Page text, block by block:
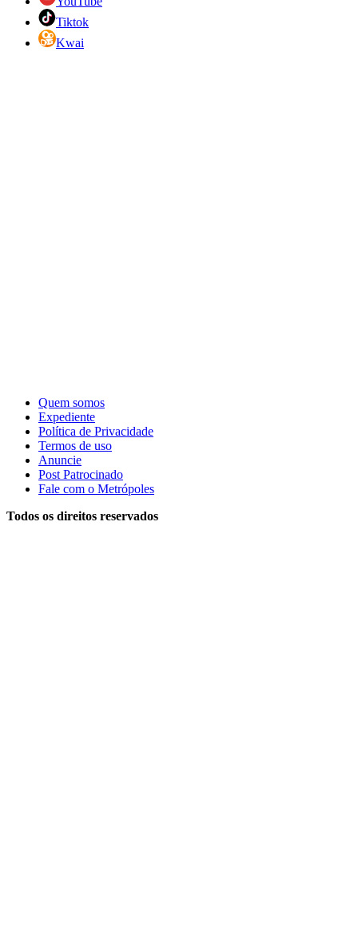
Tiktok
Kwai
Quem somos
Expediente
Política de Privacidade
Termos de uso
Anuncie
Post Patrocinado
Fale com o Metrópoles
Todos os direitos reservados